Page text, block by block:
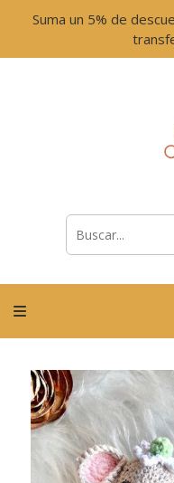
Suma un 5% de